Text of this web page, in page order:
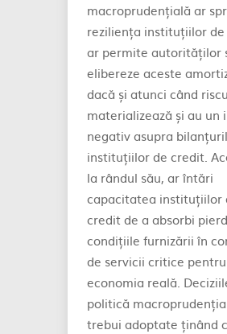
macroprudențială ar
reziliența instituțiilor
ar permite autorităților
elibereze aceste
dacă și atunci când
materializează și au un
negativ asupra
instituțiilor de credit.
la rândul său, ar întări
capacitatea instituțiilor
credit de a absorbi
condițiile furnizării în
de servicii critice pentru
economia reală.
politică
trebui adoptate ținând